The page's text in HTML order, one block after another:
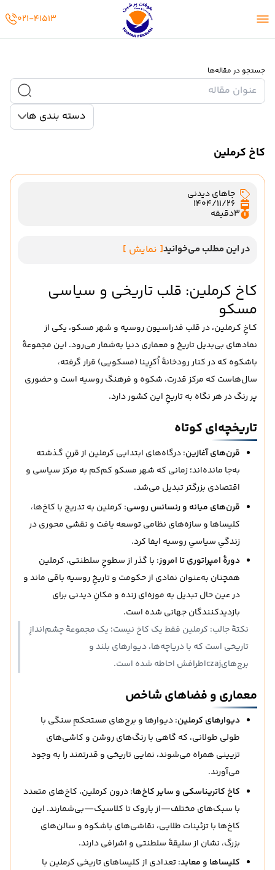
021-41513
جستجو در مقاله‌ها
دسته بندی ها
کاخ کرملین
جاهای دیدنی
1404/11/26
3دقیقه
در این مطلب می‌خوانید[ نمایش ]
کاخ کرملین: قلب تاریخی و سیاسی
مسکو
کـاخِ کـرملین، در قلب فدراسیون روسیه و شهر مسکو، یکی از
نمادهای بی‌بدیل تاریخ و معماری دنیا به‌شمار می‌رود. این مجموعهٔ
باشکوه که در کنار رودخانهٔ اُکرِینا (مسکویی) قرار گرفته،
سال‌هاست که مركز قدرت، شکوه و فرهنگ روسیه است و حضوری
پر رنگ در هر نگاه به تاریخِ این کشور دارد.
تاریخچه‌ای کوتاه
قرن‌های آغازین: درگاه‌های ابتدایی کرملین از قرنِ گـذشته
به‌جا مانده‌اند؛ زمانی که شهر مسکو کم‌کم به مرکز سیاسی و
اقتصادی بزرگتر تبدیل می‌شد.
قرن‌های میانه و رنسانس روسی: کرملین به تدریج با کاخ‌ها،
کلیساها و سازه‌های نظامی توسعه یافت و نقشی محوری در
زندگیِ سیاسیِ روسیه ایفا کرد.
دورهٔ امپراتوری تا امروز: با گذر از سطوحِ سلطنتی، کرملین
همچنان به‌عنوان نمادی از حکومت و تاریخِ روسیه باقی ماند و
در عین حال تبدیل به موزه‌ای زنده و مکانِ دیدنی برای
بازدیدکنندگان جهانی شده است.
نکتهٔ جالب: کرملین فقط یک کاخ نیست؛ یک مجموعهٔ چشم‌اندازِ
تاریخی است که با دریاچه‌ها، دیوارهای بلند و
برج‌هایczajاطرافش احاطه شده است.
معماری و فضاهای شاخص
دیوارهای کرملین: دیوارها و برج‌های مستحکمِ سنگی با
طولی طولانی، که گاهی با رنگ‌های روشن و کاشی‌های
تزیینی همراه می‌شوند، نمایی تاریخی و قدرتمند را به وجود
می‌آورند.
کاخ کاتریناسکی و سایر کاخ‌ها: درون کرملین، کاخ‌های متعدد
با سبک‌های مختلف—از باروک تا کلاسیک—بی‌شمارند. این
کاخ‌ها با تزئینات طلایی، نقاشی‌های باشکوه و سالن‌های
بزرگ، نشان از سلیقهٔ سلطنتی و اشرافی دارند.
کلیساها و معابد: تعدادی از کلیساهای تاریخی کرملین با
02141513